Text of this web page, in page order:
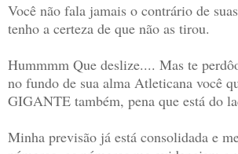
Você não fala jamais o contrário de
tenho a certeza de que não as tirou.
Hummmm Que deslize.... Mas te
no fundo de sua alma Atleticana você
GIGANTE também, pena que está do
Minha previsão já está consolidada e